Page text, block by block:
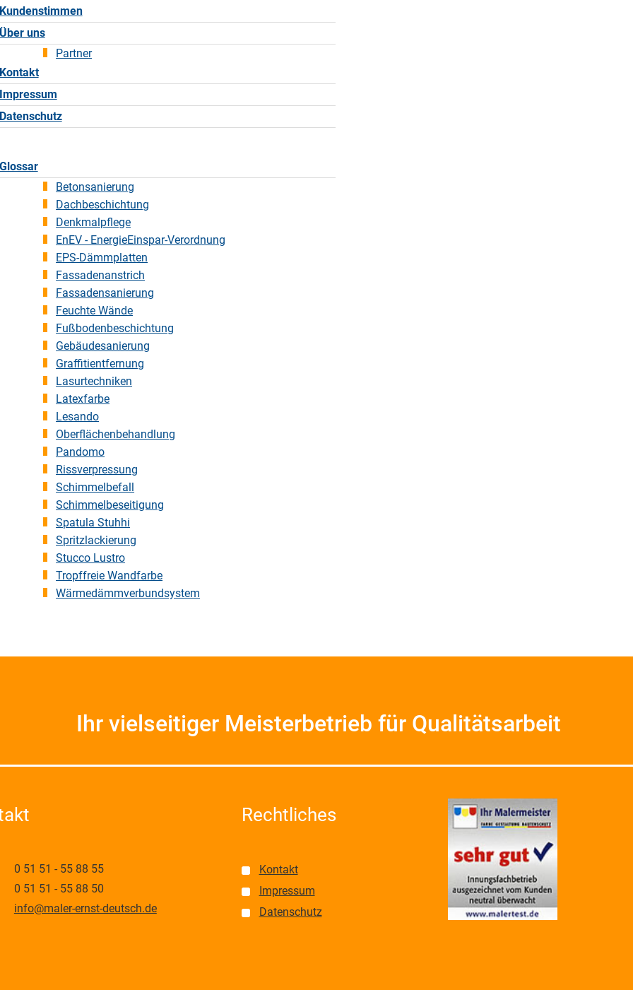
Kundenstimmen
Über uns
Partner
Kontakt
Impressum
Datenschutz
Glossar
Betonsanierung
Dachbeschichtung
Denkmalpflege
EnEV - EnergieEinspar-Verordnung
EPS-Dämmplatten
Fassadenanstrich
Fassadensanierung
Feuchte Wände
Fußbodenbeschichtung
Gebäudesanierung
Graffitientfernung
Lasurtechniken
Latexfarbe
Lesando
Oberflächenbehandlung
Pandomo
Rissverpressung
Schimmelbefall
Schimmelbeseitigung
Spatula Stuhhi
Spritzlackierung
Stucco Lustro
Tropffreie Wandfarbe
Wärmedämmverbundsystem
Ihr vielseitiger Meisterbetrieb für Qualitätsarbeit
0 51 51 - 55 88 55
0 51 51 - 55 88 50
info@maler-ernst-deutsch.de
Rechtliches
Kontakt
Impressum
Datenschutz